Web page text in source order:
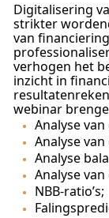
Digitalisering
strikter
van
verhogen het
inzicht in
webinar
Analyse
Analyse
Analyse
Analyse
NBB-ratio’s;